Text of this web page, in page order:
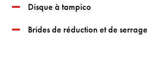
Disque à tampico
Brides de réduction et de serrage